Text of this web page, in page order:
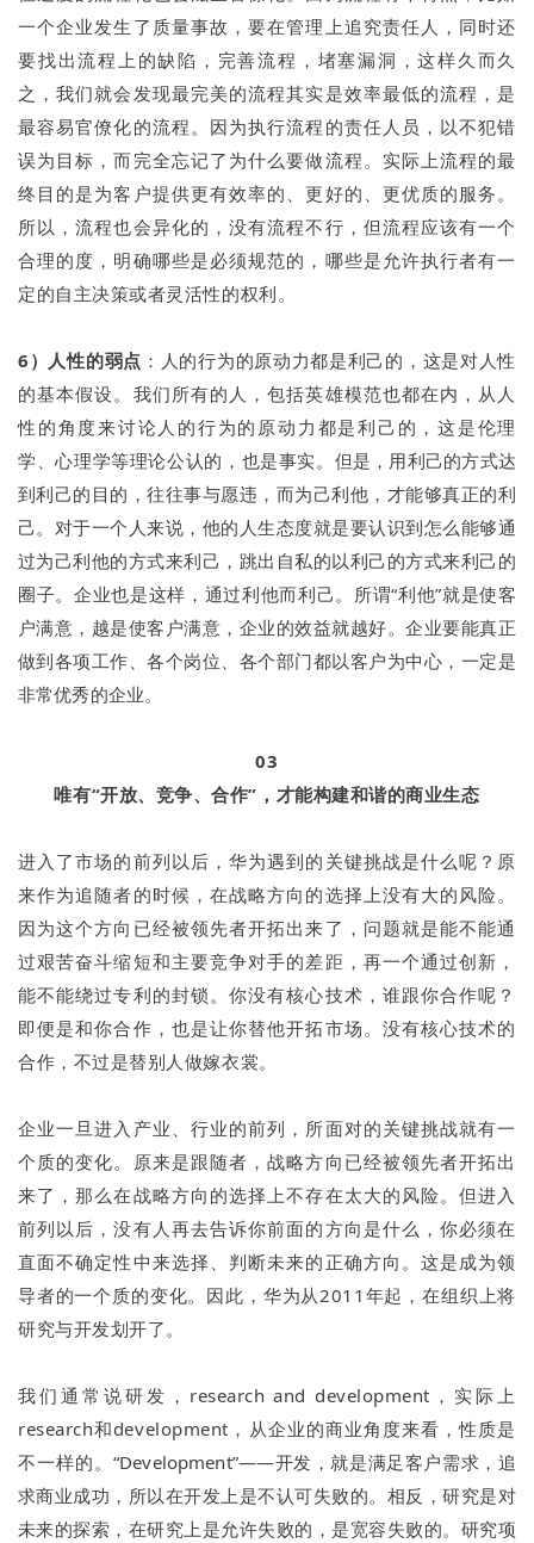
一个企业发生了质量事故，要在管理上追究责任人，同时还
要找出流程上的缺陷，完善流程，堵塞漏洞，这样久而久
之，我们就会发现最完美的流程其实是效率最低的流程，是
最容易官僚化的流程。因为执行流程的责任人员，以不犯错
误为目标，而完全忘记了为什么要做流程。实际上流程的最
终目的是为客户提供更有效率的、更好的、更优质的服务。
所以，流程也会异化的，没有流程不行，但流程应该有一个
合理的度，明确哪些是必须规范的，哪些是允许执行者有一
定的自主决策或者灵活性的权利。
6）人性的弱点 ：人的行为的原动力都是利己的，这是对人性
的基本假设。我们所有的人，包括英雄模范也都在内，从人
性的角度来讨论人的行为的原动力都是利己的，这是伦理
学、心理学等理论公认的，也是事实。 但是，用利己的方式达
到利己的目的，往往事与愿违，而为己利他，才能够真正的利
己。对于一个人来说，他的人生态度就是要认识到怎么能够通
过为己利他的方式来利己，跳出自私的以利己的方式来利己的
圈子。企业也是这样，通过利他而利己。所谓“利他”就是使客
户满意，越是使客户满意，企业的效益就越好。企业要能真正
做到各项工作、各个岗位、各个部门都以客户为中心，一定是
非常优秀的企业。
03
唯有“开放、竞争、合作”，才能构建和谐的商业生态
进入了市场的前列以后，华为遇到的关键挑战是什么呢？原
来作为追随者的时候，在战略方向的选择上没有大的风险。
因为这个方向已经被领先者开拓出来了，问题就是能不能通
过艰苦奋斗缩短和主要竞争对手的差距，再一个通过创新，
能不能绕过专利的封锁。你没有核心技术，谁跟你合作呢？
即便是和你合作，也是让你替他开拓市场。没有核心技术的
合作，不过是替别人做嫁衣裳。
企业一旦进入产业、行业的前列，所面对的关键挑战就有一
个质的变化。原来是跟随者，战略方向已经被领先者开拓出
来了，那么在战略方向的选择上不存在太大的风险。但进入
前列以后，没有人再去告诉你前面的方向是什么，你必须在
直面不确定性中来选择、判断未来的正确方向。这是成为领
导者的一个质的变化。因此，华为从2011年起，在组织上将
研究与开发划开了。
我们通常说研发，research and development，实际上
research和development，从企业的商业角度来看，性质是
不一样的。 “Development”——开发，就是满足客户需求，追
求商业成功，所以在开发上是不认可失败的。相反，研究是对
未来的探索，在研究上是允许失败的，是宽容失败的。研究项